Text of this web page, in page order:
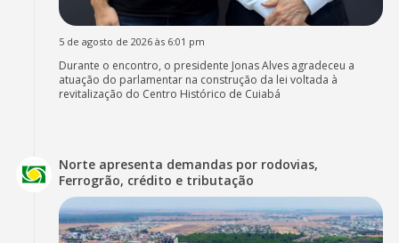
5 de agosto de 2026 às 6:01 pm
Durante o encontro, o presidente Jonas Alves agradeceu a
atuação do parlamentar na construção da lei voltada à
revitalização do Centro Histórico de Cuiabá
Norte apresenta demandas por rodovias,
Ferrogrão, crédito e tributação